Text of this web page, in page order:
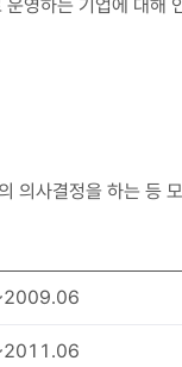
영하는 기업에 대해
의사결정을 하는 등